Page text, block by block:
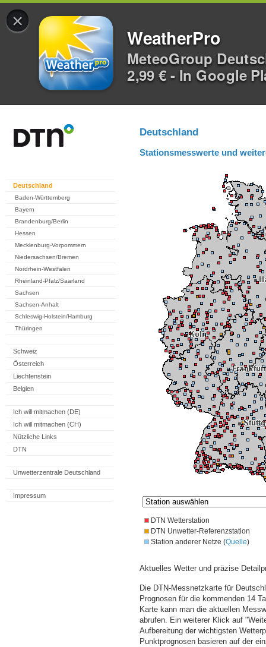
×
WeatherPro
MeteoGroup
2,99 € - In Google
Deutschland
Baden-Württemberg
Bayern
Brandenburg/Berlin
Hessen
Mecklenburg-Vorpommern
Niedersachsen/Bremen
Nordrhein-Westfalen
Rheinland-Pfalz/Saarland
Sachsen
Sachsen-Anhalt
Schleswig-Holstein/Hamburg
Thüringen
Schweiz
Österreich
Liechtenstein
Belgien
Ich will mitmachen (DE)
Ich will mitmachen (CH)
Nützliche Links
DTN
Unwetterzentrale Deutschland
Impressum
Deutschland
Stationsmesswerte und
DTN Wetterstation
DTN Unwetter-Referenzstation
Station anderer Netze (Quelle)
Aktuelles Wetter und präzise
Die DTN-Messnetzkarte für
Prognosen für die kommenden 14
Karte kann man die aktuellen
abrufen. Ein weiterer Klick auf
Aufbereitung der wichtigsten
Punktprognosen basieren auf der